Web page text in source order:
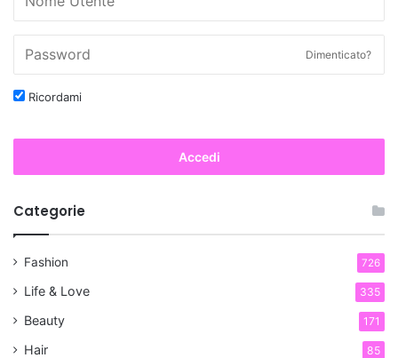
Dimenticato?
Ricordami
Accedi
Categorie
Fashion 726
Life & Love 335
Beauty 171
Hair 85